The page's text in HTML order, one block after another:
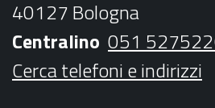
k
a
m
40127 Bologna
Centralino 051
Cerca telefoni e indirizzi